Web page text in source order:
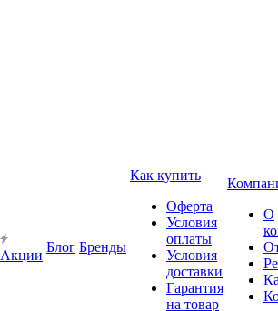
Акции
Блог Бренды
Как купить
Оферта
Условия
оплаты
Условия
доставки
Гарантия
на товар
О